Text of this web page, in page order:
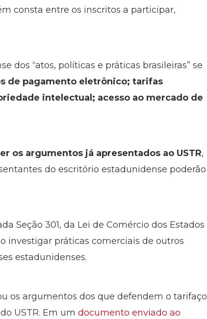
consta entre os inscritos a participar,
dos “atos, políticas e práticas brasileiras” se
de pagamento eletrônico; tarifas
intelectual; acesso ao mercado de
os argumentos já apresentados ao USTR,
do escritório estadunidense poderão
Seção 301, da Lei de Comércio dos Estados
investigar práticas comerciais de outros
estadunidenses.
os argumentos dos que defendem o tarifaço
USTR. Em um documento enviado ao